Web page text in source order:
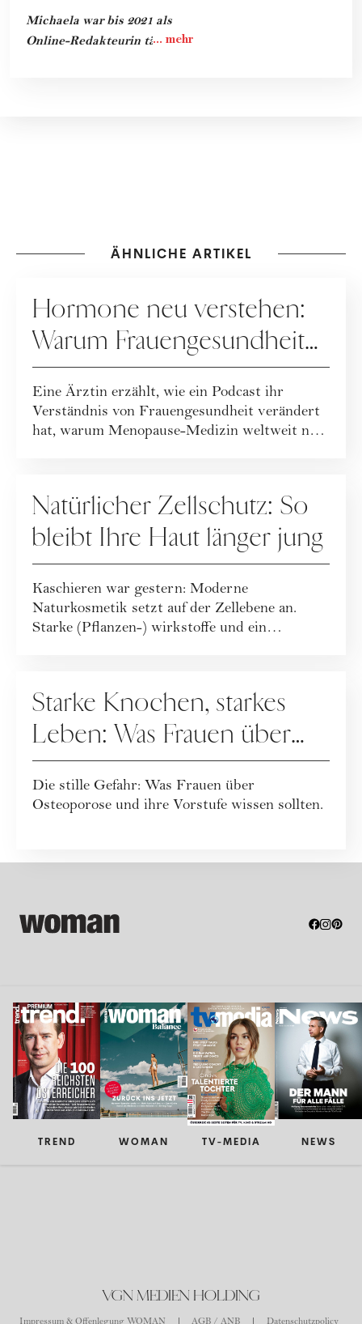
Michaela war bis 2021 als
Online-Redakteurin tätig.
ÄHNLICHE ARTIKEL
Hormone neu verstehen:
Warum Frauengesundheit
heute neu gedacht wird
Eine Ärztin erzählt, wie ein Podcast ihr
Verständnis von Frauengesundheit verändert
hat, warum Menopause-Medizin weltweit neu
Natürlicher Zellschutz: So
bleibt Ihre Haut länger jung
Kaschieren war gestern: Moderne
Naturkosmetik setzt auf der Zellebene an.
Starke (Pflanzen-) wirkstoffe und ein
Starke Knochen, starkes
Leben: Was Frauen über
Osteoporose wissen
sollten
Die stille Gefahr: Was Frauen über
Osteoporose und ihre Vorstufe wissen sollten.
TREND WOMAN TV-MEDIA NEWS
VGN MEDIEN HOLDING
Impressum & Offenlegung WOMAN AGB / ANB Datenschutzpolicy